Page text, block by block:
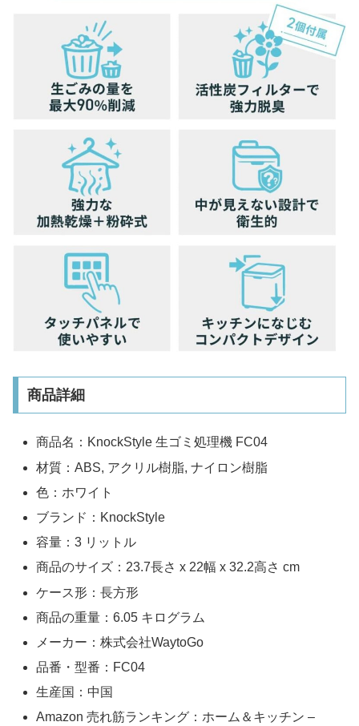
商品詳細
商品名：KnockStyle 生ゴミ処理機 FC04
材質：ABS, アクリル樹脂, ナイロン樹脂
色：ホワイト
ブランド：KnockStyle
容量：3 リットル
商品のサイズ：23.7長さ x 22幅 x 32.2高さ cm
ケース形：長方形
商品の重量：6.05 キログラム
メーカー：株式会社WaytoGo
品番・型番：FC04
生産国：中国
Amazon 売れ筋ランキング：ホーム＆キッチン –